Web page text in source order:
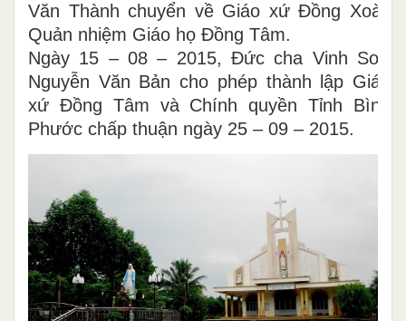
Văn Thành chuyển về Giáo xứ Đồng Xoài,
Quản nhiệm Giáo họ Đồng Tâm.
Ngày 15 – 08 – 2015, Đức cha Vinh Sơn
Nguyễn Văn Bản cho phép thành lập Giáo
xứ Đồng Tâm và Chính quyền Tỉnh Bình
Phước chấp thuận ngày 25 – 09 – 2015.